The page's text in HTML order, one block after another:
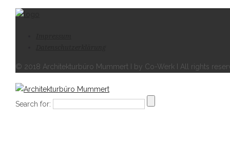
© 2018 Architekturbüro Mummert I by Co-Werk I All rights
Search for: